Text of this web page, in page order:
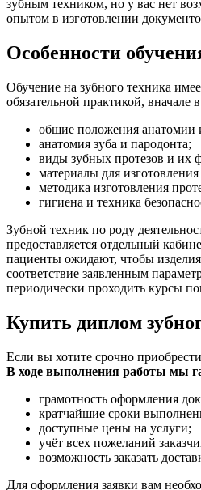
зубным техником, но у вас нет
опытом в изготовлении
Особенности
Обучение на зубного техника
обязательной практикой, вначале
общие положения анатомии
анатомия зуба и пародонта;
виды зубных протезов и их
материалы для
методика изготовления
гигиена и техника
Зубной техник по роду
предоставляется отдельный
пациенты ожидают, чтобы
соответствие заявленным
периодически проходить курсы
Купить диплом
Если вы хотите срочно
В ходе выполнения работы мы
грамотность оформления
кратчайшие сроки
доступные цены на услуги;
учёт всех пожеланий
возможность заказать
Для оформления заявки вам